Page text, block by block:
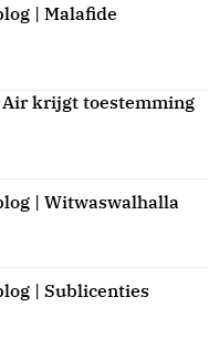
| Malafide
krijgt toestemming
| Witwaswalhalla
| Sublicenties